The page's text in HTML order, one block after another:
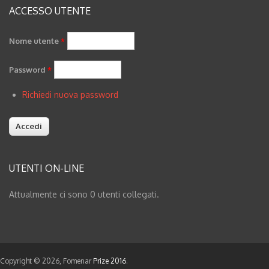
Laura Alunni
Luca Andreoli
Luise Gandon
N.Prima Natalia Proskuriakova
Sara Coluccia
Tamara Aharkava
Yulia Novikova
pierpaolo manfre
ACCESSO UTENTE
Nome utente*
Password *
Richiedi nuova password
UTENTI ON-LINE
Attualmente ci sono 0 utenti collegati.
Copyright © 2026, Fomenar Prize 2016.